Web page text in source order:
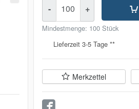
- +
Mindestmenge: 100 Stück
Lieferzeit 3-5 Tage **
Merkzettel